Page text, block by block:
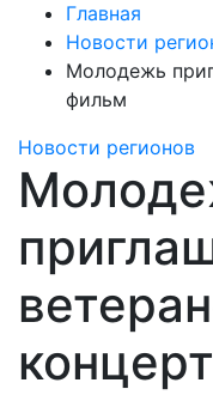
Главная
Новости
Молодежь
фильм
Новости регионов